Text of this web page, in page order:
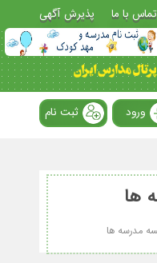
تماس با ما پذیرش آگهی
ورود ثبت نام
ها
مدرسه ها